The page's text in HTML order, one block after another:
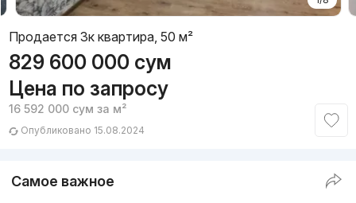
Продается 3к квартира, 50 м²
829 600 000 сум
Цена по запросу
16 592 000 сум за м²
Опубликовано 15.08.2024
Самое важное